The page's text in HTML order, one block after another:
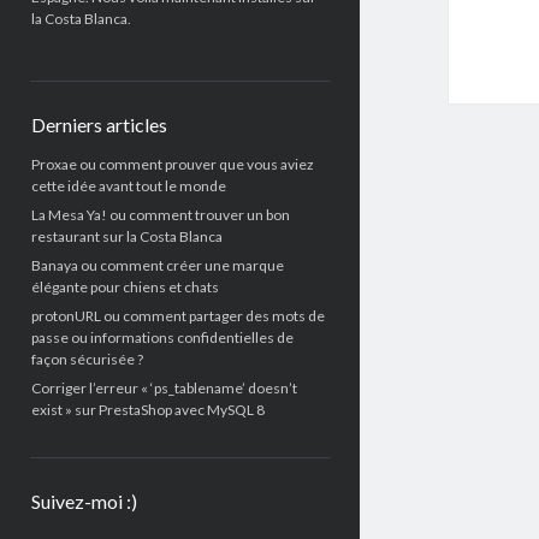
la Costa Blanca.
Derniers articles
Proxae ou comment prouver que vous aviez
cette idée avant tout le monde
La Mesa Ya! ou comment trouver un bon
restaurant sur la Costa Blanca
Banaya ou comment créer une marque
élégante pour chiens et chats
protonURL ou comment partager des mots de
passe ou informations confidentielles de
façon sécurisée ?
Corriger l’erreur « ‘ps_tablename’ doesn’t
exist » sur PrestaShop avec MySQL 8
Suivez-moi :)